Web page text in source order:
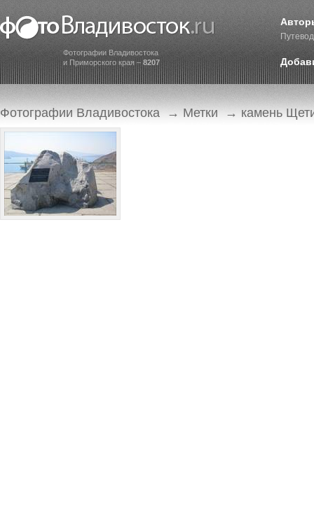
Фотографии Владивостока
и Приморского края – 8207
Фотографии Владивостока → Метки → камень